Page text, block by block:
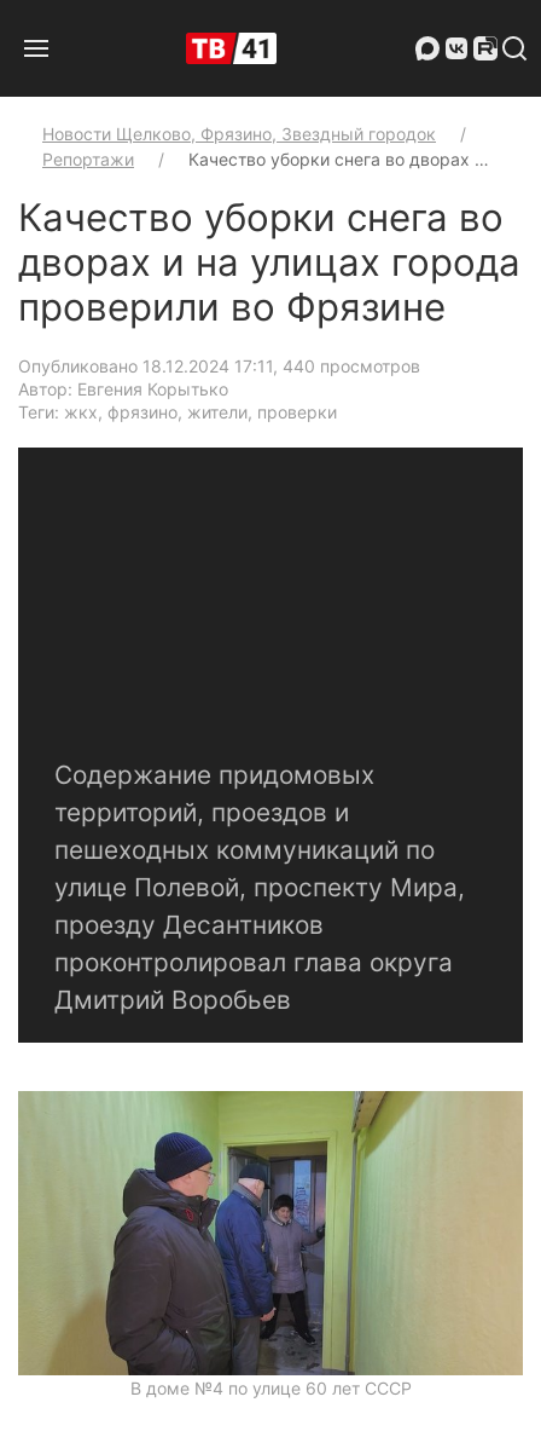
Новости Щелково, Фрязино, Звездный городок
Репортажи
Качество уборки снега во дворах …
Качество уборки снега во
дворах и на улицах города
проверили во Фрязине
Опубликовано 18.12.2024 17:11, 440 просмотров
Автор: Евгения Корытько
Теги: жкх, фрязино, жители, проверки
Содержание придомовых
территорий, проездов и
пешеходных коммуникаций по
улице Полевой, проспекту Мира,
проезду Десантников
проконтролировал глава округа
Дмитрий Воробьев
В доме №4 по улице 60 лет СССР